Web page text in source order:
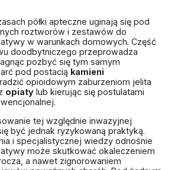
półki apteczne uginają się pod
roztworów i zestawów do
w warunkach domowych. Część
doodbytniczego przeprowadza
pozbyć się tym samym
pod postacią kamieni
opioidowym zaburzeniom jelita
opiaty lub kierując się postulatami
tej względnie inwazyjnej
być jednak ryzykowaną praktyką.
i specjalistycznej wiedzy odnośnie
może skutkować okaleczeniem
a nawet zignorowaniem